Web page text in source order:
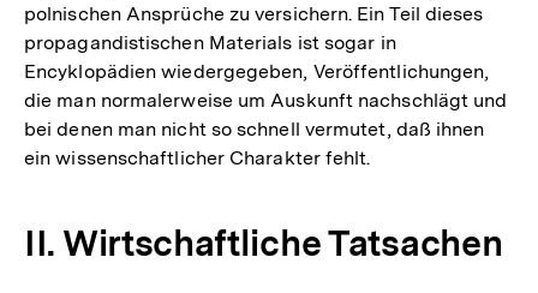
polnischen Ansprüche zu versichern. Ein Teil dieses
propagandistischen Materials ist sogar in
Encyklopädien wiedergegeben, Veröffentlichungen,
die man normalerweise um Auskunft nachschlägt und
bei denen man nicht so schnell vermutet, daß ihnen
ein wissenschaftlicher Charakter fehlt.
II. Wirtschaftliche Tatsachen